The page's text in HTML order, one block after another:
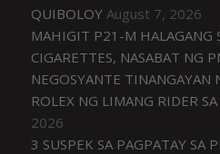
QUIBOLOY August 7, 2026
MAHIGIT P21-M HALAGANG
CIGARETTES, NASABAT NG
NEGOSYANTE TINANGAYAN
ROLEX NG LIMANG RIDER
2026
3 SUSPEK SA PAGPATAY SA